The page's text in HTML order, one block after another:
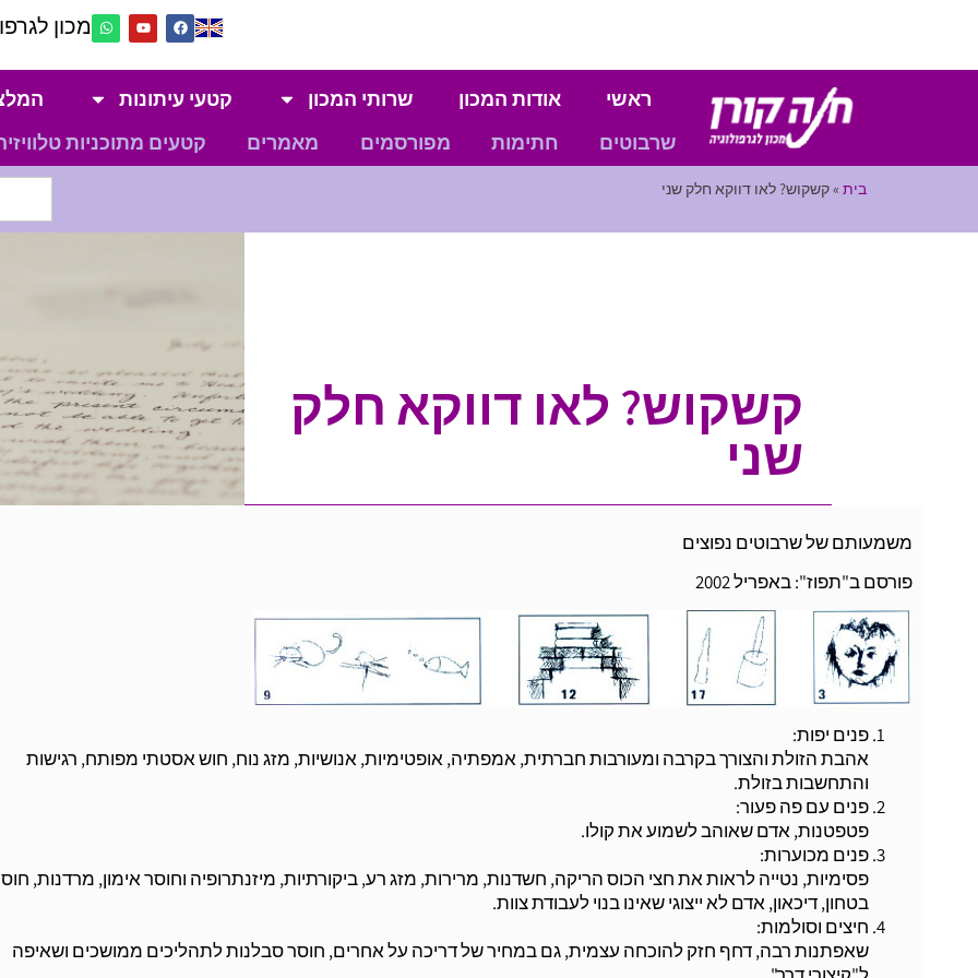
מכון
ראשי אודות המכון שרותי המכון קטעי עיתונות
שרבוטים
חתימות מפורסמים מאמרים קטעים מתוכניות
בית »קשקוש? לאו דווקא חלק שני
קשקוש? לאו דווקא חלק
שני
משמעותם של שרבוטים נפוצים
פורסם ב"תפוז": באפריל 2002
פנים יפות:
אהבת הזולת והצורך בקרבה ומעורבות חברתית, אמפתיה, אופטימיות, אנושיות, מזג נוח, חוש אסטתי מפותח, רגישות
והתחשבות בזולת.
פנים עם פה פעור:
פטפטנות, אדם שאוהב לשמוע את קולו.
פנים מכוערות:
פסימיות, נטייה לראות את חצי הכוס הריקה, חשדנות, מרירות, מזג רע, ביקורתיות, מיזנתרופיה וחוסר אימון, מרדנות,
בטחון, דיכאון, אדם לא ייצוגי שאינו בנוי לעבודת צוות.
חיצים וסולמות:
שאפתנות רבה, דחף חזק להוכחה עצמית, גם במחיר של דריכה על אחרים, חוסר סבלנות לתהליכים ממושכים ושאיפה